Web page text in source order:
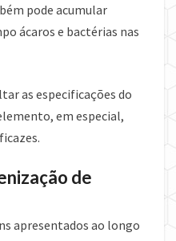
pode acumular
ácaros e bactérias nas
as especificações do
em especial,
de
apresentados ao longo